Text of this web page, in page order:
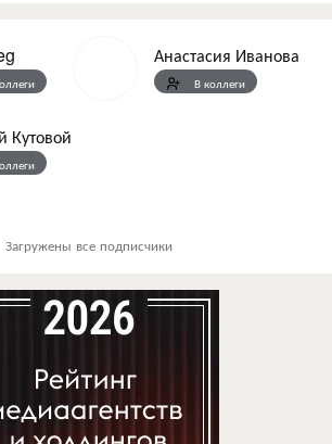
Анастасия Иванова
В коллеги
Кутовой
Загружены все подписчики